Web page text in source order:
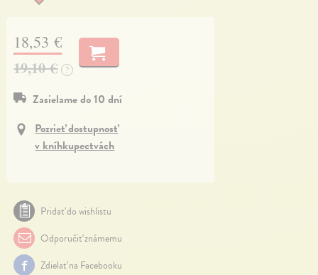
18,53 €
19,10 € ?
Zasielame do 10 dní
Pozrieť dostupnosť
v kníhkupectvách
Pridať do wishlistu
Odporučiť známemu
Zdielať na Facebooku